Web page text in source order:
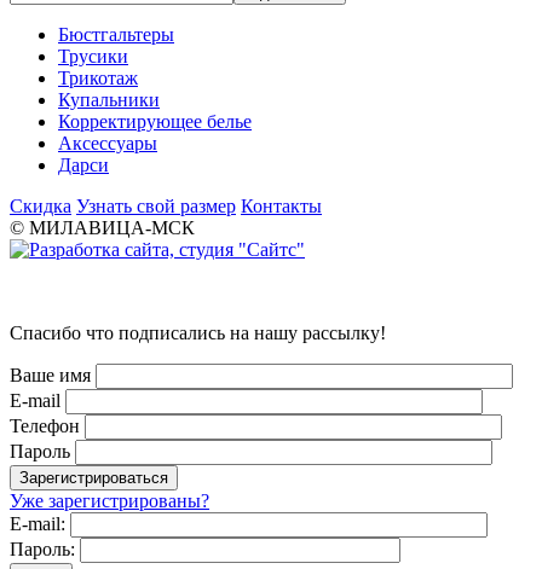
Бюстгальтеры
Трусики
Трикотаж
Купальники
Корректирующее белье
Аксессуары
Дарси
Скидка Узнать свой размер Контакты
© МИЛАВИЦА-МСК
Спасибо что подписались на нашу рассылку!
Ваше имя
E-mail
Телефон
Пароль
Уже зарегистрированы?
E-mail:
Пароль: